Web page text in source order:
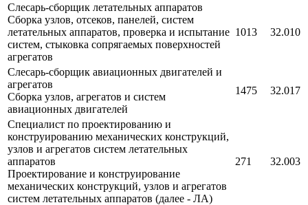
Слесарь-сборщик летательных аппаратов
Сборка узлов, отсеков, панелей, систем
летательных аппаратов, проверка и испытание
систем, стыковка сопрягаемых поверхностей
агрегатов
1013 32.010
Слесарь-сборщик авиационных двигателей и
агрегатов
Сборка узлов, агрегатов и систем
авиационных двигателей
1475 32.017
Специалист по проектированию и
конструированию механических конструкций,
узлов и агрегатов систем летательных
аппаратов
Проектирование и конструирование
механических конструкций, узлов и агрегатов
систем летательных аппаратов (далее - ЛА)
271 32.003